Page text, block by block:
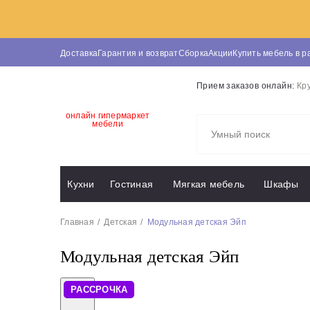
ДоставкаГарантия и возвратСборкаАкцииКупить мебель в
онлайн гипермаркет
мебели
Прием заказов онлайн:
Кухни Гостиная Мягкая мебель Шкафы
Главная Детская Модульная детская Эйп
Модульная детская Эйп
РАССРОЧКА
Previous